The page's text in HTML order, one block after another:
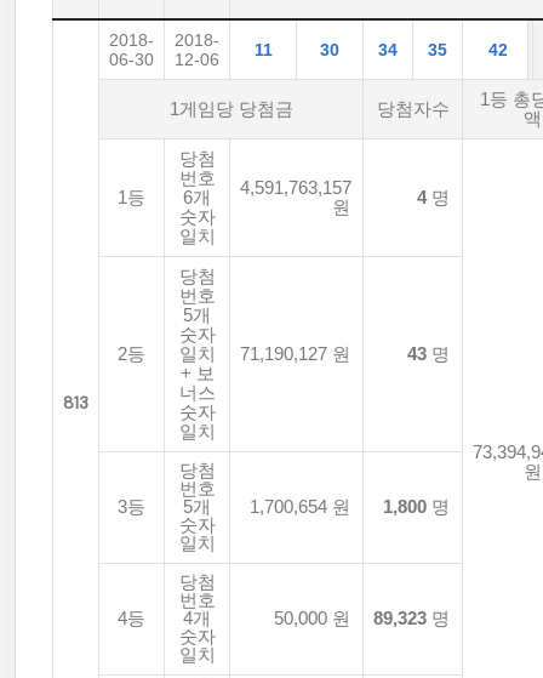
813
2018-
06-30
2018-
12-06
11 30 34 35 42
1게임당 당첨금 당첨자수
1등 총
액
1등
당첨
번호
6개
숫자
일치
4,591,763,157
원
4명
원
2등
당첨
번호
5개
숫자
일치
+ 보
너스
숫자
일치
71,190,127 원 43 명
3등
당첨
번호
5개
숫자
일치
1,700,654 원 1,800 명
4등
당첨
번호
4개
숫자
일치
50,000 원 89,323 명